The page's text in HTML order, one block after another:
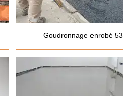
Goudronnage enrobé 53